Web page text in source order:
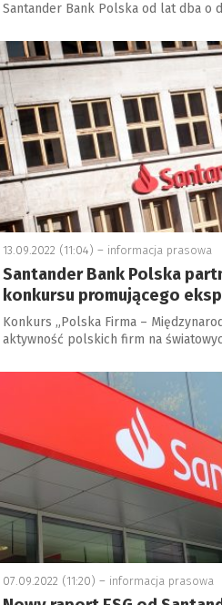
Santander Bank Polska od lat dba o
13.09.2022 (11:04) – informacja prasowa
Santander Bank Polska
konkursu promującego
Konkurs „Polska Firma –
aktywność polskich firm na
07.09.2022 (11:20) – informacja prasowa